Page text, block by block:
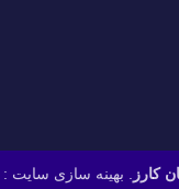
کارز . بهینه سازی سایت :